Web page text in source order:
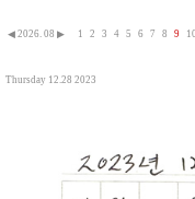
◀ 2026. 08 ▶ 1 2 3 4 5 6 7 8 9
Thursday 12.28 2023